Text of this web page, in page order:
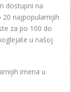
dostupni na
najpopularnijih
za po 100 do
u našoj
imena u